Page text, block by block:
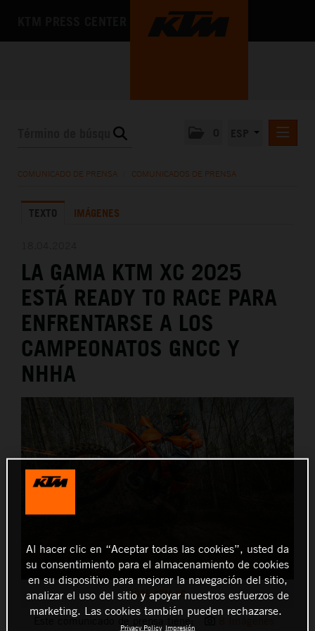
LA EMPRESA
COMUNICADO DE PRENSA COMUNICADOS DE PRENSA
TEXTO IMÁGENES
LA GAMA KTM XC 2025
ESTÁ READY TO RACE PARA
ENFRENTARSE A LOS
CAMPEONATOS GNCC Y
NHHA
2025 KTM XC
Este comunicado de prensa tiene:
Al hacer clic en “Aceptar todas las cookies”, usted da
su consentimiento para el almacenamiento de cookies
en su dispositivo para mejorar la navegación del sitio,
analizar el uso del sitio y apoyar nuestros esfuerzos de
marketing. Las cookies también pueden rechazarse.
Privacy Policy Impresión